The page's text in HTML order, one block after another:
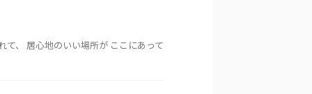
、 居心地のいい場所が ここにあって